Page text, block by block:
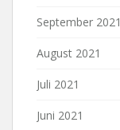
September 2021
August 2021
Juli 2021
Juni 2021